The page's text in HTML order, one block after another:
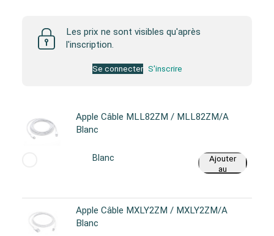
Les prix ne sont visibles qu'après
l'inscription.
Se connecter S'inscrire
Apple Câble MLL82ZM / MLL82ZM/A
Blanc
Blanc
Ajouter
au
Apple Câble MXLY2ZM / MXLY2ZM/A
Blanc